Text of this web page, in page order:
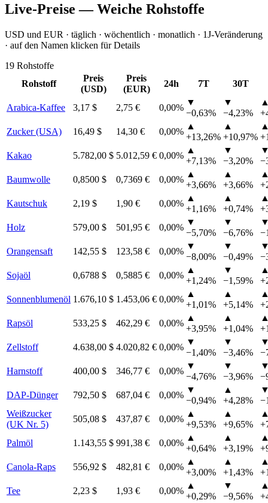
Live-Preise — Weiche Rohstoffe
USD und EUR · täglich · wöchentlich · monatlich · 1J-Veränderung
· auf den Namen klicken für Details
19 Rohstoffe
Rohstoff
Preis
(USD)
Preis
(EUR)
24h 7T 30T
Arabica-Kaffee 3,17 $ 2,75 € 0,00%
▼
−0,63%
▼
−4,23%
Zucker (USA)
16,49 $ 14,30 € 0,00%
▲
+13,26%
▲
+10,97%
Kakao
5.782,00 $ 5.012,59 € 0,00%
▲
+7,13%
▼
−3,20%
Baumwolle
0,8500 $ 0,7369 € 0,00%
▲
+3,66%
▲
+3,66%
Kautschuk
2,19 $ 1,90 € 0,00%
▲
+1,16%
▲
+0,74%
Holz
579,00 $ 501,95 € 0,00%
▼
−5,70%
▼
−6,76%
Orangensaft
142,55 $ 123,58 € 0,00%
▼
−8,00%
▼
−0,49%
Sojaöl
0,6788 $ 0,5885 € 0,00%
▲
+1,24%
▼
−1,59%
Sonnenblumenöl 1.676,10 $ 1.453,06 € 0,00%
▲
+1,01%
▲
+5,14%
Rapsöl
533,25 $ 462,29 € 0,00%
▲
+3,95%
▲
+1,04%
Zellstoff
4.638,00 $ 4.020,82 € 0,00%
▼
−1,40%
▼
−3,46%
Harnstoff
400,00 $ 346,77 € 0,00%
▼
−4,76%
▼
−3,96%
DAP-Dünger
792,50 $ 687,04 € 0,00%
▼
−0,94%
▲
+4,28%
Weißzucker
(UK Nr. 5)
505,08 $ 437,87 € 0,00%
▲
+9,53%
▲
+9,65%
Palmöl
1.143,55 $ 991,38 € 0,00%
▲
+0,64%
▲
+3,19%
Canola-Raps
556,92 $ 482,81 € 0,00%
▲
+3,00%
▲
+1,43%
Tee
2,23 $ 1,93 € 0,00%
▲
+0,29%
▼
−9,56%